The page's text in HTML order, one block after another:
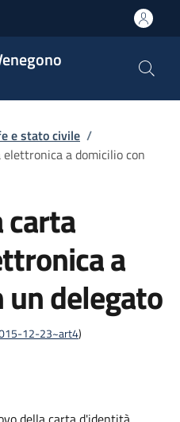
e stato civile /
a domicilio con
carta
a
delegato
12-23~art4)